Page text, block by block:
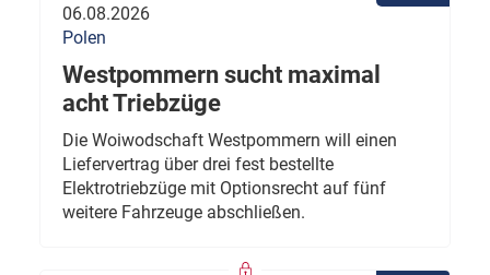
06.08.2026
Polen
Westpommern sucht maximal
acht Triebzüge
Die Woiwodschaft Westpommern will einen
Liefervertrag über drei fest bestellte
Elektrotriebzüge mit Optionsrecht auf fünf
weitere Fahrzeuge abschließen.